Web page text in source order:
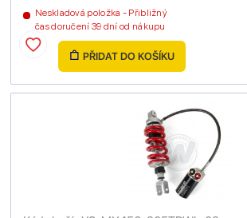
Neskladová položka - Přibližný
čas doručení 39 dní od nákupu
PŘIDAT DO KOŠÍKU